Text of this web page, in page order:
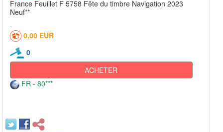
France Feuillet F 5758 Fête du timbre Navigation 2023
Neuf**
0,00 EUR
0
ACHETER
FR - 80***